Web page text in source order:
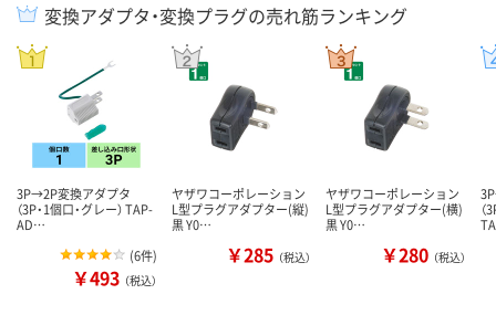
変換アダプタ・変換プラグの売れ筋ランキング
3P→2P変換アダプタ
（3P・1個口・グレー） TAP-
AD…
(6件)
￥493 （税込）
ヤザワコーポレーション
L型プラグアダプター(縦)
黒 Y0…
￥285 （税込）
ヤザワコーポレーション
L型プラグアダプター(横)
黒 Y0…
￥280 （税込）
（